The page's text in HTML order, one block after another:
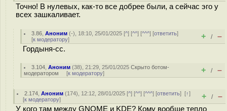
Точно! В нулевых, как-то все добрее были, а сейчас эго у
всех зашкаливает.
3.86 ,Аноним (-), 18:10, 25/01/2025 [^] [^^] [^^^] [ответить]
[к модератору] + / –
Гордыня-сс.
3.104 ,Аноним (38), 21:29, 25/01/2025Скрыто ботом-
модератором [к модератору] + / –
2.174 ,Аноним (174), 12:12, 28/01/2025 [^] [^^] [^^^] [ответить][↑]
[к модератору] + / –
У кого там между GNOME и KDE? Кому вообще тепло